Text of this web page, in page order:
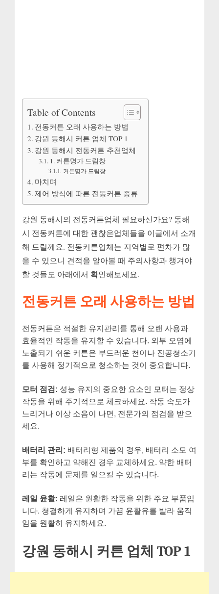
Table of Contents
전동커튼 오래 사용하는 방법
강원 동해시 커튼 업체 TOP 1
강원 동해시 전동커튼 추천업체
1. 커튼명가 드림창
커튼명가 드림창
마치며
제어 방식에 따른 전동커튼 종류
강원 동해시의 전동커튼업체 필요하신가요? 동해
시 전동커튼에 대한 괜찮은업체들을 이글에서 소개
해 드릴께요. 전동커튼업체는 지역별로 편차가 많
을 수 있으니 견적을 알아볼 때 주의사항과 챙겨야
할 것들도 아래에서 확인해보세요.
전동커튼 오래 사용하는 방법
전동커튼은 적절한 유지관리를 통해 오랜 사용과
효율적인 작동을 유지할 수 있습니다. 외부 오염에
노출되기 쉬운 커튼은 부드러운 천이나 진공청소기
를 사용해 정기적으로 청소하는 것이 중요합니다.
모터 점검: 성능 유지의 중요한 요소인 모터는 정상
작동을 위해 주기적으로 체크하세요. 작동 속도가
느리거나 이상 소음이 나면, 전문가의 점검을 받으
세요.
배터리 관리: 배터리형 제품의 경우, 배터리 소모 여
부를 확인하고 약해진 경우 교체하세요. 약한 배터
리는 작동에 문제를 일으킬 수 있습니다.
레일 윤활: 레일은 원활한 작동을 위한 주요 부품입
니다. 청결하게 유지하며 가끔 윤활유를 발라 움직
임을 원활히 유지하세요.
강원 동해시 커튼 업체 TOP 1